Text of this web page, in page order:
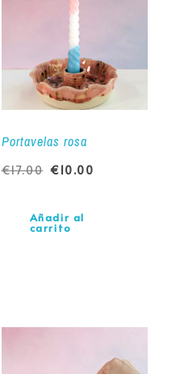
Portavelas rosa
€17.00 € 10.00
Añadir al
carrito